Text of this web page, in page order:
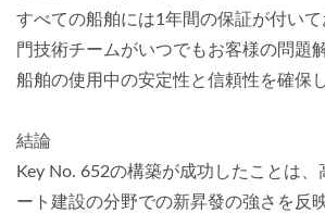
すべての船舶には1年間の保証が付い
門技術チームがいつでもお客様の問題
船舶の使用中の安定性と信頼性を確保
結論
Key No. 652の構築が成功したことは
ート建設の分野での新昇發の強さを反